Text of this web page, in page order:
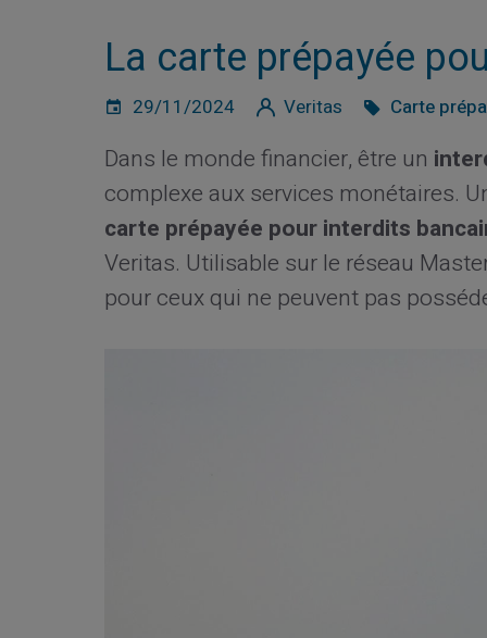
La carte prépayée
29/11/2024 Veritas Carte
Dans le monde financier, être un
complexe aux services monétaires.
carte prépayée pour interdits
Veritas. Utilisable sur le réseau
pour ceux qui ne peuvent pas